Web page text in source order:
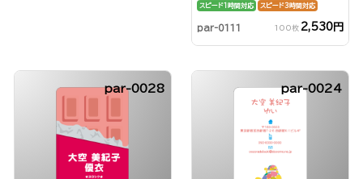
スピード1時間対応 スピード3時間対応
par-0111 100枚 2,530円
par-0028 par-0024